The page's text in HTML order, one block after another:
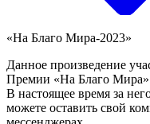
«На Благо Мира-2023»
Данное произведение
Премии «На Благо
В настоящее время за
можете оставить свой